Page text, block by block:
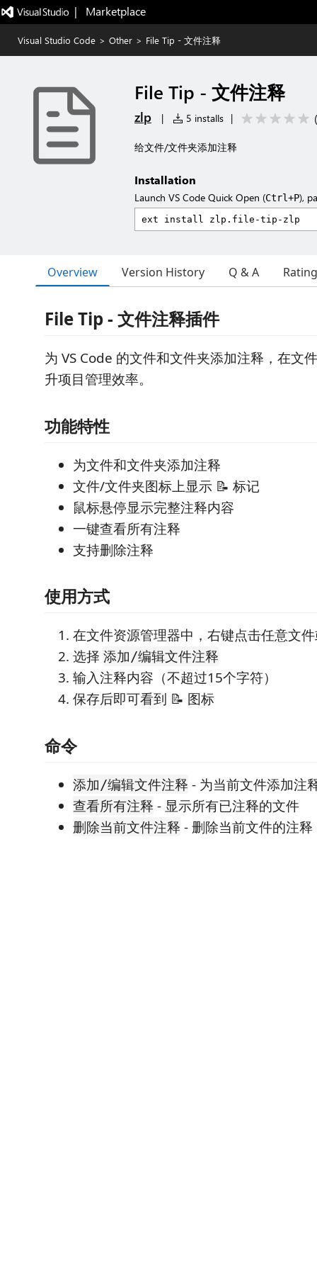
|   Marketplace
Visual Studio Code > Other > File Tip - 文件注释
File Tip - 文件注释
zlp | 5 installs | (
给文件/文件夹添加注释
Installation
Launch VS Code Quick Open (Ctrl+P),
Overview Version History Q & A
File Tip - 文件注释插件
为 VS Code 的文件和文件夹添加注释，在文
升项目管理效率。
功能特性
为文件和文件夹添加注释
文件/文件夹图标上显示 📝 标记
鼠标悬停显示完整注释内容
一键查看所有注释
支持删除注释
使用方式
在文件资源管理器中，右键点击任意文
选择 添加/编辑文件注释
输入注释内容（不超过15个字符）
保存后即可看到 📝 图标
命令
添加/编辑文件注释 - 为当前文件添加注
查看所有注释 - 显示所有已注释的文件
删除当前文件注释 - 删除当前文件的注释